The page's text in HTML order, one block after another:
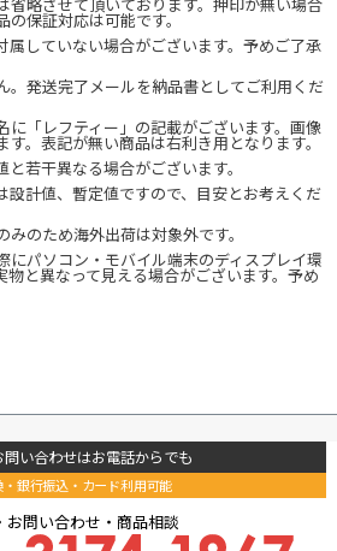
略させて頂いております。押印が無い場合
保証対応は可能です。
していない場合がございます。予めご了承
発送完了メールを納品書としてご利用くだ
「レフティー」の記載がございます。画像
。表記が無い商品は右利き用となります。
若干異なる場合がございます。
計値、暫定値ですので、目安とお考えくだ
のため海外出荷は対象外です。
パソコン・モバイル端末のディスプレイ環
物と異なって見える場合がございます。予め
問い合わせはお電話からでも
銀行振込・カード利用可能
お問い合わせ・商品相談